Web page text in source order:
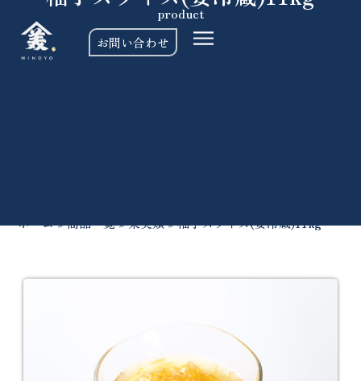
お問い合わせ
product
ホーム»商品一覧»果実類»柚子スライス(要冷蔵)11kg